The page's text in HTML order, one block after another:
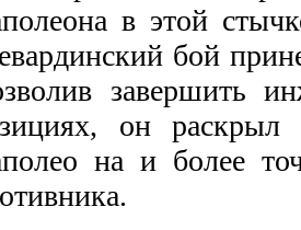
в этой
бой
завершить
он раскрыл
на и более